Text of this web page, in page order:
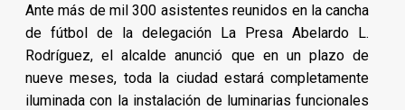
Ante más de mil 300 asistentes reunidos en la cancha
de fútbol de la delegación La Presa Abelardo L.
Rodríguez, el alcalde anunció que en un plazo de
nueve meses, toda la ciudad estará completamente
iluminada con la instalación de luminarias funcionales